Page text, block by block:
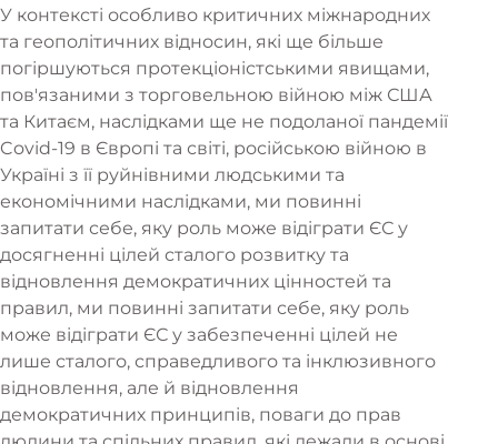
У контексті особливо критичних міжнародних
та геополітичних відносин, які ще більше
погіршуються протекціоністськими явищами,
пов'язаними з торговельною війною між США
та Китаєм, наслідками ще не подоланої пандемії
Covid-19 в Європі та світі, російською війною в
Україні з її руйнівними людськими та
економічними наслідками, ми повинні
запитати себе, яку роль може відіграти ЄС у
досягненні цілей сталого розвитку та
відновлення демократичних цінностей та
правил, ми повинні запитати себе, яку роль
може відіграти ЄС у забезпеченні цілей не
лише сталого, справедливого та інклюзивного
відновлення, але й відновлення
демократичних принципів, поваги до прав